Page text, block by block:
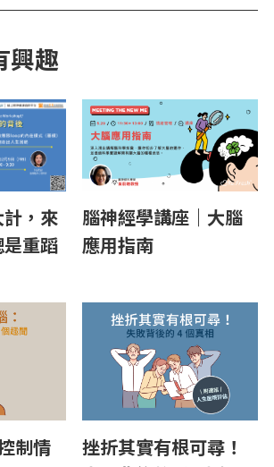
興趣
，來
重蹈
腦神經學講座｜大腦
應用指南
制情
挫折其實有根可尋！